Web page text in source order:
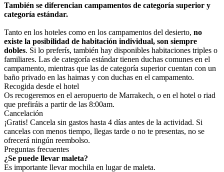
También se diferencian campamentos de categoría superior y
categoría estándar.
Tanto en los hoteles como en los campamentos del desierto, no
existe la posibilidad de habitación individual, son siempre
dobles. Si lo preferís, también hay disponibles habitaciones triples o
familiares. Las de categoría estándar tienen duchas comunes en el
campamento, mientras que las de categoría superior cuentan con un
baño privado en las haimas y con duchas en el campamento.
Recogida desde el hotel
Os recogeremos en el aeropuerto de Marrakech, o en el hotel o riad
que prefiráis a partir de las 8:00am.
Cancelación
¡Gratis! Cancela sin gastos hasta 4 días antes de la actividad. Si
cancelas con menos tiempo, llegas tarde o no te presentas, no se
ofrecerá ningún reembolso.
Preguntas frecuentes
¿Se puede llevar maleta?
Es importante llevar mochila en lugar de maleta.